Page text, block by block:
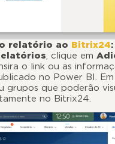
relatório ao Bitrix24:
, clique em
o link ou as
no Power BI.
grupos que poderão
no Bitrix24.